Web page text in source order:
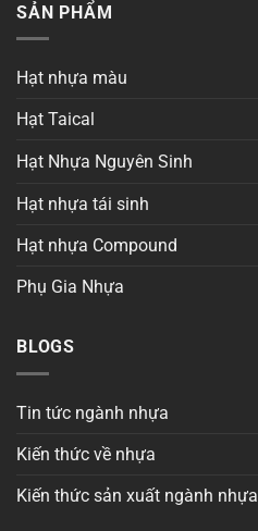
SẢN PHẨM
Hạt nhựa màu
Hạt Taical
Hạt Nhựa Nguyên Sinh
Hạt nhựa tái sinh
Hạt nhựa Compound
Phụ Gia Nhựa
BLOGS
Tin tức ngành nhựa
Kiến thức về nhựa
Kiến thức sản xuất ngành nhựa